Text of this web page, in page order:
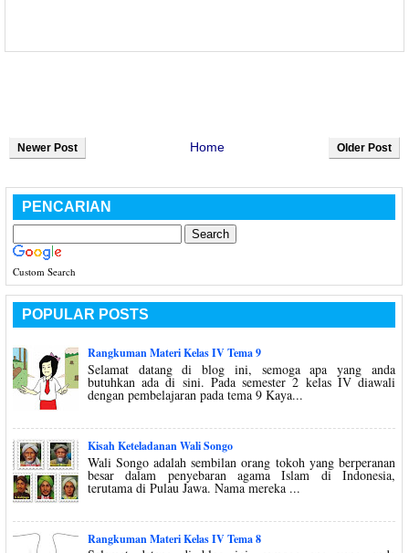
Newer Post Older Post
Home
PENCARIAN
Custom Search
POPULAR POSTS
Rangkuman Materi Kelas IV Tema 9
Selamat datang di blog ini, semoga apa yang anda
butuhkan ada di sini. Pada semester 2 kelas IV diawali
dengan pembelajaran pada tema 9 Kaya...
Kisah Keteladanan Wali Songo
Wali Songo adalah sembilan orang tokoh yang berperanan
besar dalam penyebaran agama Islam di Indonesia,
terutama di Pulau Jawa. Nama mereka ...
Rangkuman Materi Kelas IV Tema 8